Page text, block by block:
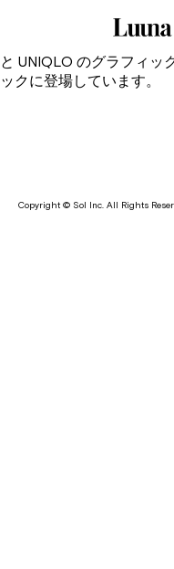
November.29.2025Latest
る鹿が2025年12月5日(土
と UNIQLO のグラフィッ
ックに登場しています。
Copyright © Sol Inc. All Rights